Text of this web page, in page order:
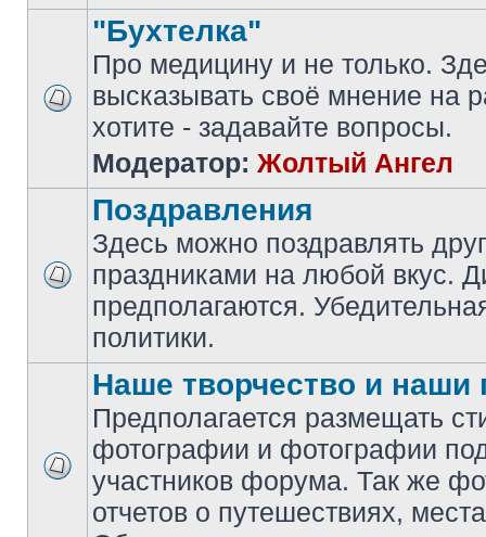
"Бухтелка"
Про медицину и не только.
высказывать своё мнение на
хотите - задавайте вопросы.
Модератор: Жолтый Ангел
Поздравления
Здесь можно поздравлять
праздниками на любой вкус.
предполагаются.
политики.
Наше творчество и наши
Предполагается размещать
фотографии и фотографии
участников форума. Так же
отчетов о путешествиях,